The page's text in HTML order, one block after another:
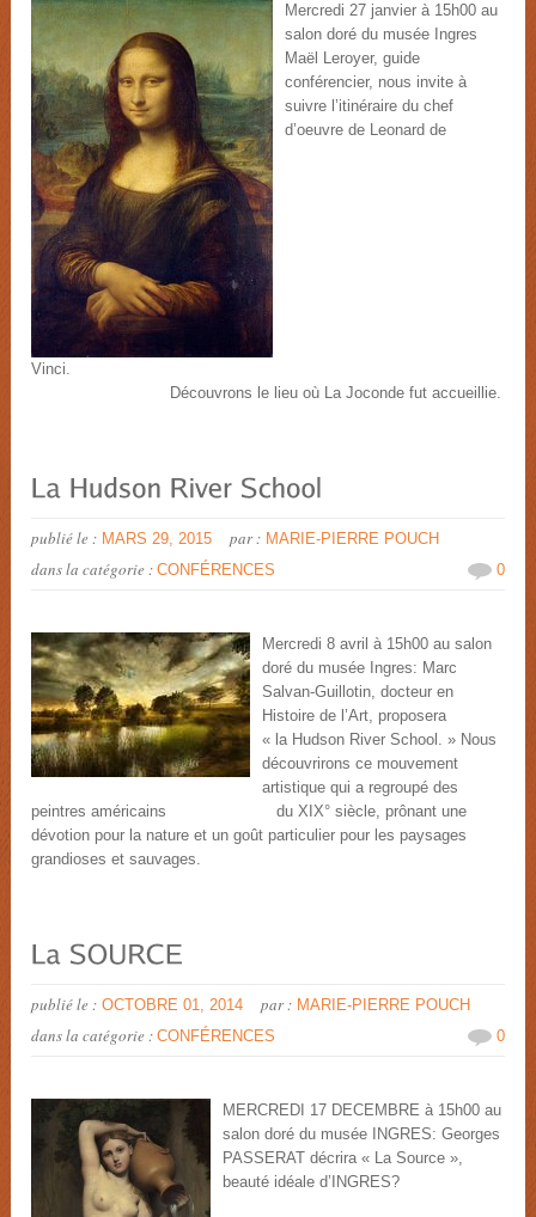
Mercredi 27 janvier à 15h00 au
salon doré du musée Ingres
Maël Leroyer, guide
conférencier, nous invite à
suivre l’itinéraire du chef
d’oeuvre de Leonard de
Vinci.
Découvrons le lieu où La Joconde fut accueillie.
publié le : MARS 29, 2015 par : MARIE-PIERRE POUCH
dans la catégorie :CONFÉRENCES 0
Mercredi 8 avril à 15h00 au salon
doré du musée Ingres: Marc
Salvan-Guillotin, docteur en
Histoire de l’Art, proposera
« la Hudson River School. » Nous
découvrirons ce mouvement
artistique qui a regroupé des
peintres américains du XIX° siècle, prônant une
dévotion pour la nature et un goût particulier pour les paysages
grandioses et sauvages.
publié le : OCTOBRE 01, 2014 par : MARIE-PIERRE POUCH
dans la catégorie :CONFÉRENCES 0
MERCREDI 17 DECEMBRE à 15h00 au
salon doré du musée INGRES: Georges
PASSERAT décrira « La Source »,
beauté idéale d’INGRES?